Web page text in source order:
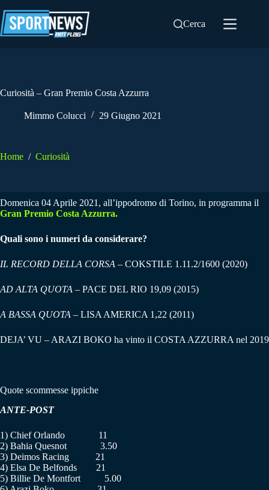
al
contenuto
Cerca
Curiosità – Gran Premio Costa Azzurra
Mimmo Colucci 29 Giugno 2021
Home / Curiosità
Domenica 04 Aprile 2021, all’ippodromo di Torino, in programma il
Gran Premio Costa Azzurra.
Quali sono i numeri da considerare?
IL RECORD DELLA CORSA – COKSTILE 1.11.2/1600 (2020)
AD ALTA QUOTA – PACE DEL RIO 19,09 (2015)
A BASSA QUOTA – LISA AMERICA 1,22 (2011)
DEJA’ VU – ARAZI BOKO ha vinto il COSTA AZZURRA nel 2019
Quote scommesse ippiche
ANTE-POST
1) Chief Orlando 11
2) Bahia Quesnot 3.50
3) Deimos Racing 21
4) Elsa De Belfonds 21
5) Billie De Montfort 5.00